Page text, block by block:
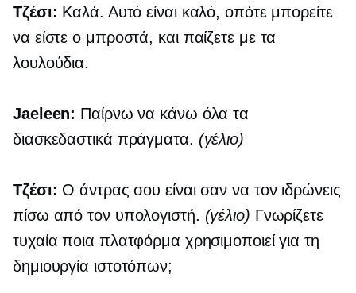
Τζέσι: Καλά. Αυτό είναι καλό, οπότε μπορείτε
να είστε ο μπροστά, και παίζετε με τα
λουλούδια.
Jaeleen: Παίρνω να κάνω όλα τα
διασκεδαστικά πράγματα. (γέλιο)
Τζέσι: Ο άντρας σου είναι σαν να τον ιδρώνεις
πίσω από τον υπολογιστή. (γέλιο) Γνωρίζετε
τυχαία ποια πλατφόρμα χρησιμοποιεί για τη
δημιουργία ιστοτόπων;